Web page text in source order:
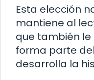
Esta elección
mantiene al
que también
forma parte
desarrolla la